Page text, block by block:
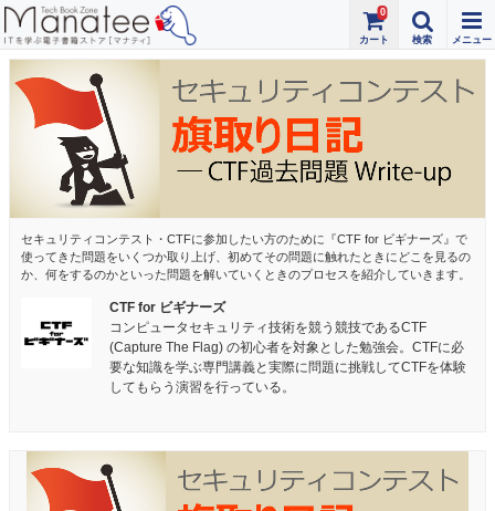
0
セキュリティコンテスト・CTFに参加したい方のために『CTF for ビギナーズ』で
使ってきた問題をいくつか取り上げ、初めてその問題に触れたときにどこを見るの
か、何をするのかといった問題を解いていくときのプロセスを紹介していきます。
CTF for ビギナーズ
コンピュータセキュリティ技術を競う競技であるCTF
(Capture The Flag) の初心者を対象とした勉強会。CTFに必
要な知識を学ぶ専門講義と実際に問題に挑戦してCTFを体験
してもらう演習を行っている。